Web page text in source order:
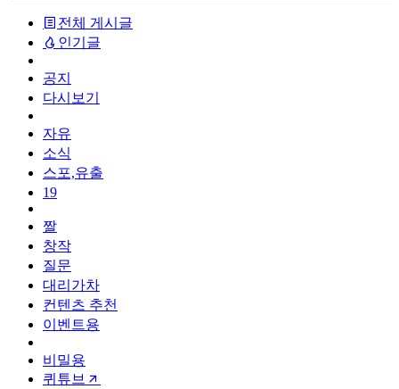
전체 게시글
인기글
공지
다시보기
자유
소식
스포,유출
19
짤
창작
질문
대리가차
컨텐츠 추천
이벤트용
비밀용
퀴튜브